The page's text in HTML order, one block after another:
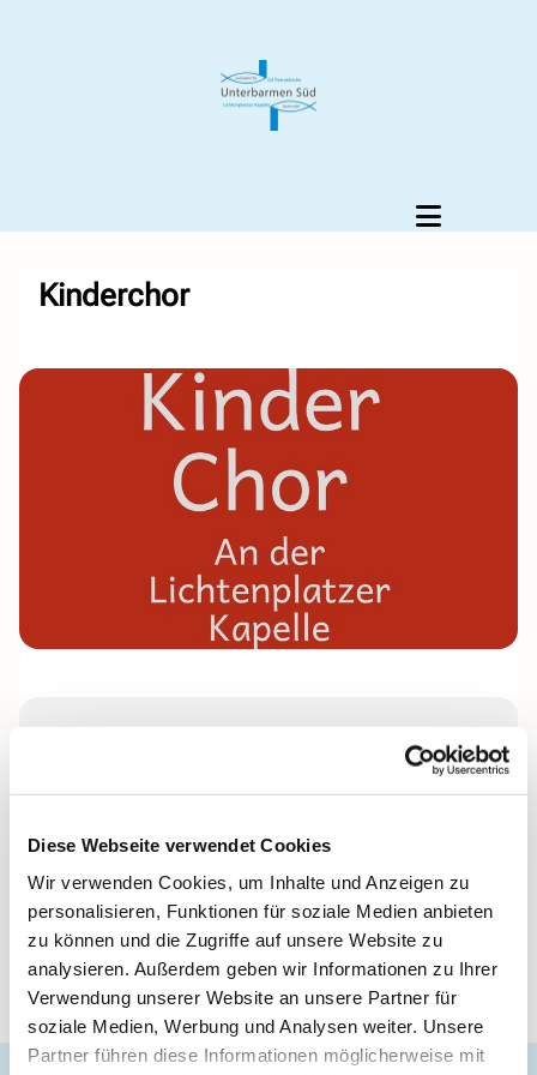
Diese Webseite verwendet Cookies
Wir verwenden Cookies, um Inhalte und Anzeigen zu
personalisieren, Funktionen für soziale Medien anbieten
zu können und die Zugriffe auf unsere Website zu
analysieren. Außerdem geben wir Informationen zu Ihrer
Verwendung unserer Website an unsere Partner für
soziale Medien, Werbung und Analysen weiter. Unsere
Partner führen diese Informationen möglicherweise mit
Kinderchor
Donnerstag, 27. Mai 2027, 16:00 Uhr
Leitung: Anke Beckmann